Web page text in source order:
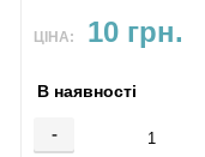
ЦІНА: 10 грн.
В наявності
-